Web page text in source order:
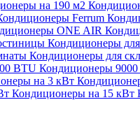
на 190 м2
Ferrum
ONE AIR
Кондиционеры для
Кондиционеры для
BTU Кондиционеры
на 3 кВт
Кондиционеры на 15 кВт